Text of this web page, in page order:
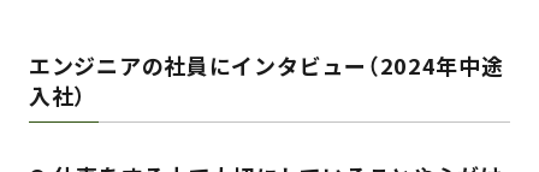
エンジニアの社員にインタビュー（2024年中途
入社）